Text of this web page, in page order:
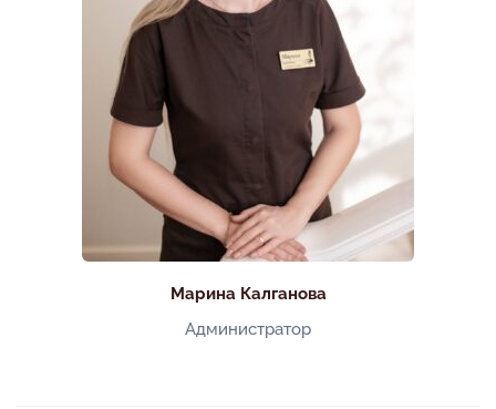
Марина Калганова
Администратор